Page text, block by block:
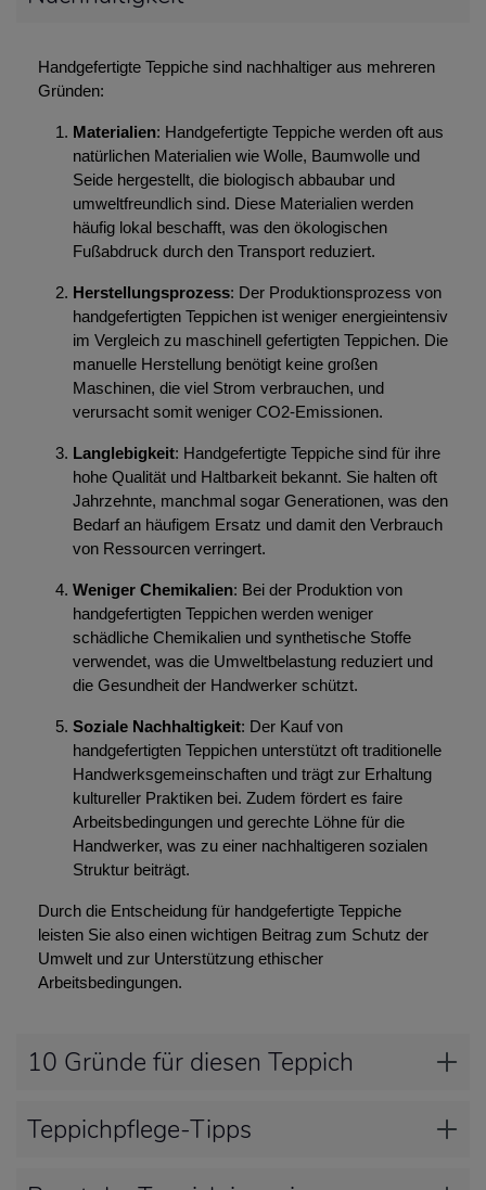
Handgefertigte Teppiche sind nachhaltiger aus mehreren
Gründen:
Materialien: Handgefertigte Teppiche werden oft aus
natürlichen Materialien wie Wolle, Baumwolle und
Seide hergestellt, die biologisch abbaubar und
umweltfreundlich sind. Diese Materialien werden
häufig lokal beschafft, was den ökologischen
Fußabdruck durch den Transport reduziert.
Herstellungsprozess: Der Produktionsprozess von
handgefertigten Teppichen ist weniger energieintensiv
im Vergleich zu maschinell gefertigten Teppichen. Die
manuelle Herstellung benötigt keine großen
Maschinen, die viel Strom verbrauchen, und
verursacht somit weniger CO2-Emissionen.
Langlebigkeit: Handgefertigte Teppiche sind für ihre
hohe Qualität und Haltbarkeit bekannt. Sie halten oft
Jahrzehnte, manchmal sogar Generationen, was den
Bedarf an häufigem Ersatz und damit den Verbrauch
von Ressourcen verringert.
Weniger Chemikalien: Bei der Produktion von
handgefertigten Teppichen werden weniger
schädliche Chemikalien und synthetische Stoffe
verwendet, was die Umweltbelastung reduziert und
die Gesundheit der Handwerker schützt.
Soziale Nachhaltigkeit: Der Kauf von
handgefertigten Teppichen unterstützt oft traditionelle
Handwerksgemeinschaften und trägt zur Erhaltung
kultureller Praktiken bei. Zudem fördert es faire
Arbeitsbedingungen und gerechte Löhne für die
Handwerker, was zu einer nachhaltigeren sozialen
Struktur beiträgt.
Durch die Entscheidung für handgefertigte Teppiche
leisten Sie also einen wichtigen Beitrag zum Schutz der
Umwelt und zur Unterstützung ethischer
Arbeitsbedingungen.
10 Gründe für diesen Teppich
Teppichpflege-Tipps